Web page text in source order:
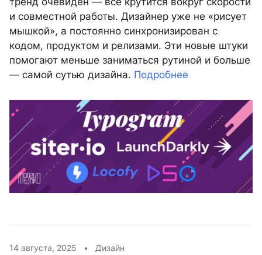
и совместной работы. Дизайнер уже не «рисует
мышкой», а постоянно синхронизирован с
кодом, продуктом и релизами. Эти новые штуки
помогают меньше заниматься рутиной и больше
— самой сутью дизайна. Подробнее
14 августа, 2025 • Дизайн